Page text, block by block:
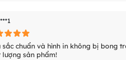
sắc chuẩn và hình in không bị bong
lượng sản phẩm!